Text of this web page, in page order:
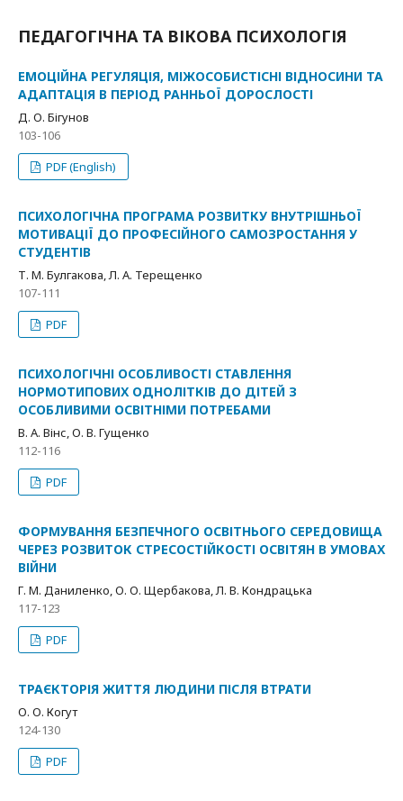
ПЕДАГОГІЧНА ТА ВІКОВА ПСИХОЛОГІЯ
ЕМОЦІЙНА РЕГУЛЯЦІЯ, МІЖОСОБИСТІСНІ ВІДНОСИНИ ТА
АДАПТАЦІЯ В ПЕРІОД РАННЬОЇ ДОРОСЛОСТІ
Д. О. Бігунов
103-106
PDF (English)
ПСИХОЛОГІЧНА ПРОГРАМА РОЗВИТКУ ВНУТРІШНЬОЇ
МОТИВАЦІЇ ДО ПРОФЕСІЙНОГО САМОЗРОСТАННЯ У
СТУДЕНТІВ
Т. М. Булгакова, Л. А. Терещенко
107-111
PDF
ПСИХОЛОГІЧНІ ОСОБЛИВОСТІ СТАВЛЕННЯ
НОРМОТИПОВИХ ОДНОЛІТКІВ ДО ДІТЕЙ З
ОСОБЛИВИМИ ОСВІТНІМИ ПОТРЕБАМИ
В. А. Вінс, О. В. Гущенко
112-116
PDF
ФОРМУВАННЯ БЕЗПЕЧНОГО ОСВІТНЬОГО СЕРЕДОВИЩА
ЧЕРЕЗ РОЗВИТОК СТРЕСОСТІЙКОСТІ ОСВІТЯН В УМОВАХ
ВІЙНИ
Г. М. Даниленко, О. О. Щербакова, Л. В. Кондрацька
117-123
PDF
ТРАЄКТОРІЯ ЖИТТЯ ЛЮДИНИ ПІСЛЯ ВТРАТИ
О. О. Когут
124-130
PDF